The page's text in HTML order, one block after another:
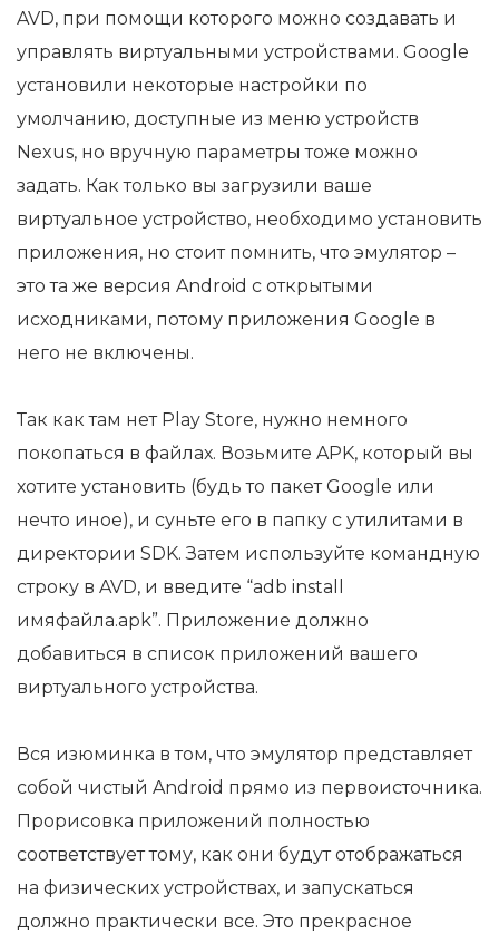
AVD, при помощи которого можно создавать и
управлять виртуальными устройствами. Google
установили некоторые настройки по
умолчанию, доступные из меню устройств
Nexus, но вручную параметры тоже можно
задать. Как только вы загрузили ваше
виртуальное устройство, необходимо установить
приложения, но стоит помнить, что эмулятор –
это та же версия Android с открытыми
исходниками, потому приложения Google в
него не включены.
Так как там нет Play Store, нужно немного
покопаться в файлах. Возьмите APK, который вы
хотите установить (будь то пакет Google или
нечто иное), и суньте его в папку с утилитами в
директории SDK. Затем используйте командную
строку в AVD, и введите “adb install
имяфайла.apk”. Приложение должно
добавиться в список приложений вашего
виртуального устройства.
Вся изюминка в том, что эмулятор представляет
собой чистый Android прямо из первоисточника.
Прорисовка приложений полностью
соответствует тому, как они будут отображаться
на физических устройствах, и запускаться
должно практически все. Это прекрасное